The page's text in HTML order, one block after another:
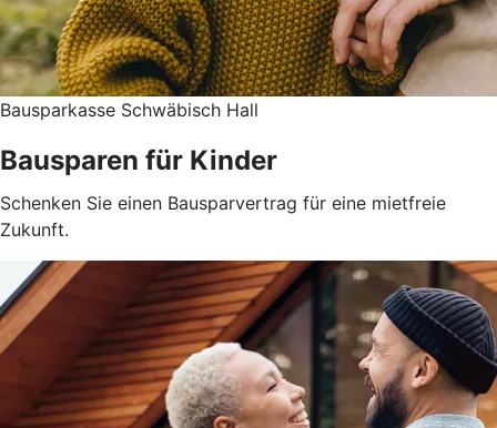
Bausparkasse Schwäbisch Hall
Bausparen für Kinder
Schenken Sie einen Bausparvertrag für eine mietfreie
Zukunft.